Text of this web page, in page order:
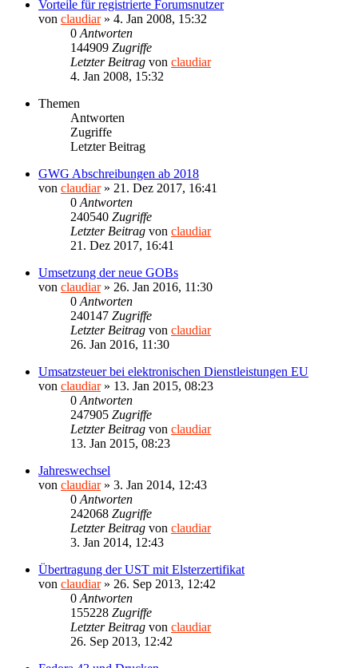
Vorteile für registrierte Forumsnutzer
von claudiar» 4. Jan 2008, 15:32
0 Antworten
144909 Zugriffe
Letzter Beitrag von claudiar
4. Jan 2008, 15:32
Themen
Antworten
Zugriffe
Letzter Beitrag
GWG Abschreibungen ab 2018
von claudiar» 21. Dez 2017, 16:41
0 Antworten
240540 Zugriffe
Letzter Beitrag von claudiar
21. Dez 2017, 16:41
Umsetzung der neue GOBs
von claudiar» 26. Jan 2016, 11:30
0 Antworten
240147 Zugriffe
Letzter Beitrag von claudiar
26. Jan 2016, 11:30
Umsatzsteuer bei elektronischen Dienstleistungen EU
von claudiar» 13. Jan 2015, 08:23
0 Antworten
247905 Zugriffe
Letzter Beitrag von claudiar
13. Jan 2015, 08:23
Jahreswechsel
von claudiar» 3. Jan 2014, 12:43
0 Antworten
242068 Zugriffe
Letzter Beitrag von claudiar
3. Jan 2014, 12:43
Übertragung der UST mit Elsterzertifikat
von claudiar» 26. Sep 2013, 12:42
0 Antworten
155228 Zugriffe
Letzter Beitrag von claudiar
26. Sep 2013, 12:42